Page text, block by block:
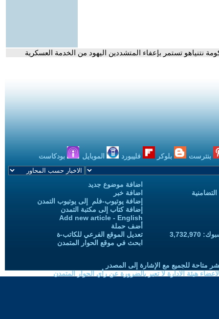
نتنياهو تستمر بإعفاء المتشددين اليهود من الخدمة العسكرية
بنترست بلوكر فليبورد الموبايل بودكاست
اضافة موضوع جديد
اضافة خبر
إضافة يوتيوب-فلم إلى يوتيوب التمدن
إضافة كتاب إلى مكتبة التمدن
Add new article - English
أضف حملة
تعديل الموقع الفرعي للكاتب-ة
ابحث في موقع الحوار المتمدن
متاحة للجميع مع الإشارة إلى المصدر
هيئة الادارة لا تعبر بالضرورة عن رأي الحوار المتمدن